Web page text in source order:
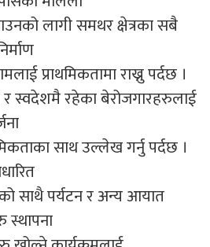
लागी समथर क्षेत्रका सबै
प्राथमिकतामा राख्नु पर्दछ ।
स्वदेशमै रहेका बेरोजगारहरुलाई
साथ उल्लेख गर्नु पर्दछ ।
साथै पर्यटन र अन्य आयात
स्थापना